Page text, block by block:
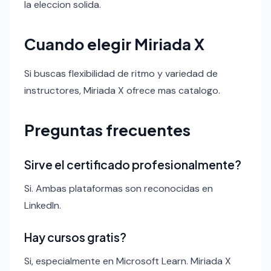
la eleccion solida.
Cuando elegir Miriada X
Si buscas flexibilidad de ritmo y variedad de
instructores, Miriada X ofrece mas catalogo.
Preguntas frecuentes
Sirve el certificado profesionalmente?
Si. Ambas plataformas son reconocidas en
LinkedIn.
Hay cursos gratis?
Si, especialmente en Microsoft Learn. Miriada X